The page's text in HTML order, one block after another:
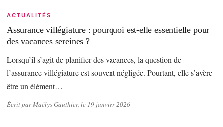
ACTUALITÉS
Assurance villégiature : pourquoi est-elle essentielle pour
des vacances sereines ?
Lorsqu’il s’agit de planifier des vacances, la question de
l’assurance villégiature est souvent négligée. Pourtant, elle s’avère
être un élément…
Écrit par Maëlys Gauthier, le 19 janvier 2026